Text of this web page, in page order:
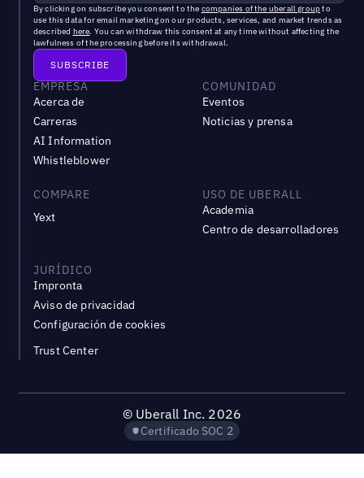
By clicking on subscribe you consent to the companies of the uberall groupto
use this data for email marketing on our products, services, and market trends as
described here. You can withdraw this consent at any time without affecting the
lawfulness of the processing before its withdrawal.
EMPRESA
Acerca de
Carreras
AI Information
Whistleblower
COMUNIDAD
Eventos
Noticias y prensa
COMPARE
Yext
USO DE UBERALL
Academia
Centro de desarrolladores
JURÍDICO
Impronta
Aviso de privacidad
Configuración de cookies
Trust Center
© Uberall Inc. 2026
Certificado SOC 2